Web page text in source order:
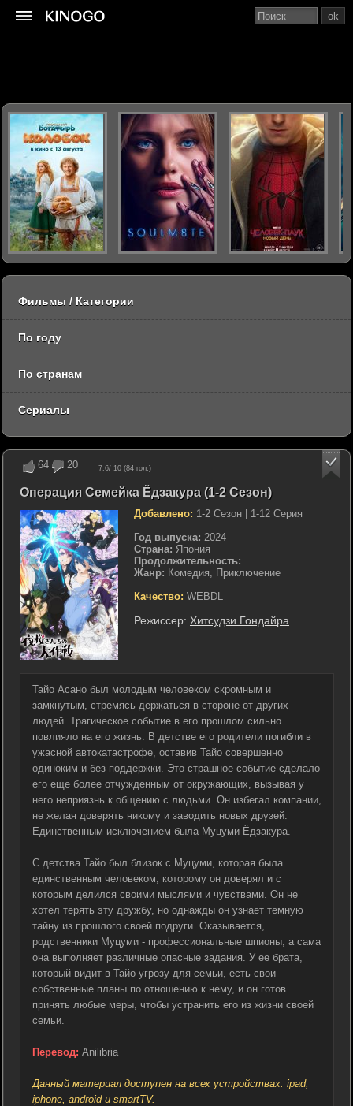
64 20 7.6/ 10 (84 гол.)
Операция Семейка Ёдзакура (1-2 Сезон)
Добавлено: 1-2 Сезон | 1-12 Серия
Год выпуска: 2024
Страна: Япония
Продолжительность:
Жанр: Комедия, Приключение
Качество: WEBDL
Режиссер: Хитсудзи Гондайра
Тайо Асано был молодым человеком скромным и
замкнутым, стремясь держаться в стороне от других
людей. Трагическое событие в его прошлом сильно
повлияло на его жизнь. В детстве его родители погибли в
ужасной автокатастрофе, оставив Тайо совершенно
одиноким и без поддержки. Это страшное событие сделало
его еще более отчужденным от окружающих, вызывая у
него неприязнь к общению с людьми. Он избегал компании,
не желая доверять никому и заводить новых друзей.
Единственным исключением была Муцуми Ёдзакура.
С детства Тайо был близок с Муцуми, которая была
единственным человеком, которому он доверял и с
которым делился своими мыслями и чувствами. Он не
хотел терять эту дружбу, но однажды он узнает темную
тайну из прошлого своей подруги. Оказывается,
родственники Муцуми - профессиональные шпионы, а сама
она выполняет различные опасные задания. У ее брата,
который видит в Тайо угрозу для семьи, есть свои
собственные планы по отношению к нему, и он готов
принять любые меры, чтобы устранить его из жизни своей
семьи.
Перевод: Anilibria
Данный материал доступен на всех устройствах: ipad,
iphone, android и smartTV.
ok
Фильмы / Категории
По году
По странам
Сериалы